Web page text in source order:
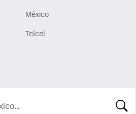
México
Telcel